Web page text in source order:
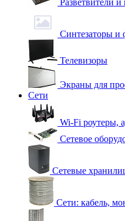
Разветвители и
Синтезаторы и
Телевизоры
Экраны для
Сети
Wi-Fi роутеры,
Сетевое
Сетевые
Сети: кабель,